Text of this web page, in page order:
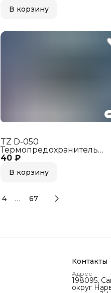
В корзину
40 ₽
TZ D-050
Термопредохранитель
50°C 250V 10A
В корзину
4 … 67
Контакты
Адрес
198095,
округ